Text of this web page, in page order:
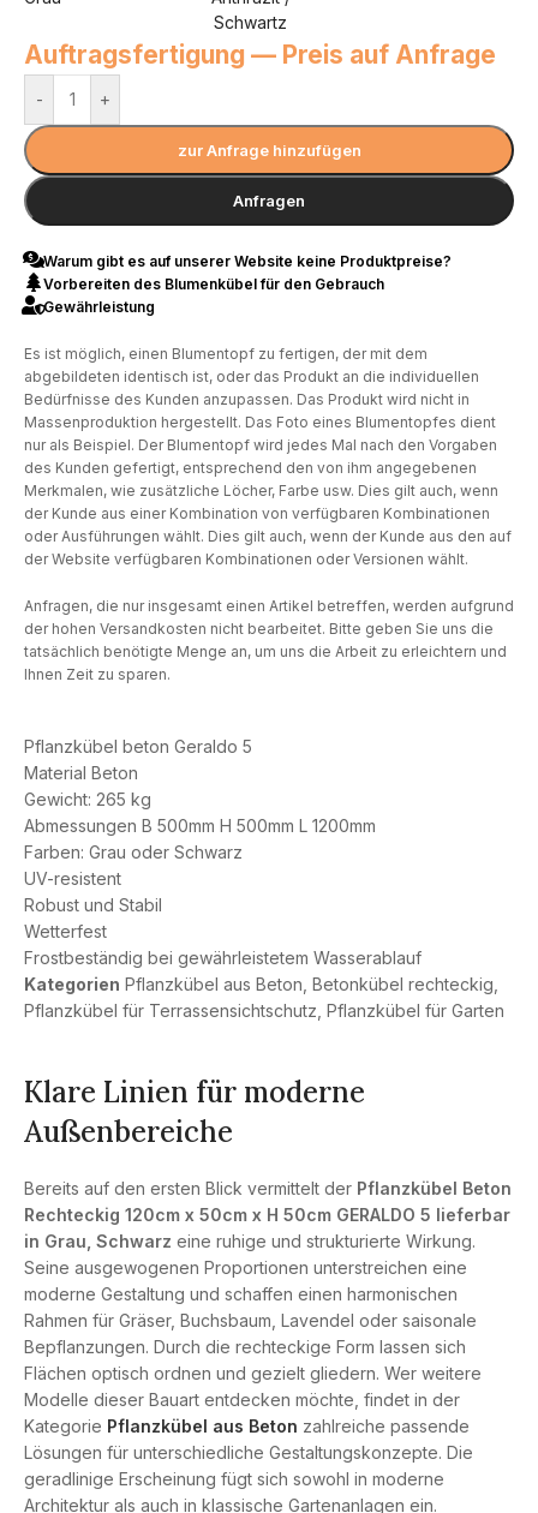
Pflanzkübel beton Geraldo 5
Material Beton
Gewicht: 265 kg
Abmessungen B 500mm H 500mm L 1200mm
Farben: Grau oder Schwarz
UV-resistent
Robust und Stabil
Wetterfest
Frostbeständig bei gewährleistetem Wasserablauf
Kategorien Pflanzkübel aus Beton Betonkübel rechteckig
Pflanzkübel für Terrassensichtschutz Pflanzkübel für Garten
Klare Linien für moderne
Außenbereiche
Bereits auf den ersten Blick vermittelt der Pflanzkübel Beton
Rechteckig 120cm x 50cm x H 50cm GERALDO 5 lieferbar
in Grau, Schwarz eine ruhige und strukturierte Wirkung.
Seine ausgewogenen Proportionen unterstreichen eine
moderne Gestaltung und schaffen einen harmonischen
Rahmen für Gräser, Buchsbaum, Lavendel oder saisonale
Bepflanzungen. Durch die rechteckige Form lassen sich
Flächen optisch ordnen und gezielt gliedern. Wer weitere
Modelle dieser Bauart entdecken möchte, findet in der
Kategorie Pflanzkübel aus Beton zahlreiche passende
Lösungen für unterschiedliche Gestaltungskonzepte. Die
geradlinige Erscheinung fügt sich sowohl in moderne
Architektur als auch in klassische Gartenanlagen ein.
Schwartz
Auftragsfertigung — Preis auf Anfrage
- +
zur Anfrage hinzufügen
Anfragen
Warum gibt es auf unserer Website keine Produktpreise?
Vorbereiten des Blumenkübel für den Gebrauch
Gewährleistung
Es ist möglich, einen Blumentopf zu fertigen, der mit dem
abgebildeten identisch ist, oder das Produkt an die individuellen
Bedürfnisse des Kunden anzupassen. Das Produkt wird nicht in
Massenproduktion hergestellt. Das Foto eines Blumentopfes dient
nur als Beispiel. Der Blumentopf wird jedes Mal nach den Vorgaben
des Kunden gefertigt, entsprechend den von ihm angegebenen
Merkmalen, wie zusätzliche Löcher, Farbe usw. Dies gilt auch, wenn
der Kunde aus einer Kombination von verfügbaren Kombinationen
oder Ausführungen wählt. Dies gilt auch, wenn der Kunde aus den auf
der Website verfügbaren Kombinationen oder Versionen wählt.
Anfragen, die nur insgesamt einen Artikel betreffen, werden aufgrund
der hohen Versandkosten nicht bearbeitet. Bitte geben Sie uns die
tatsächlich benötigte Menge an, um uns die Arbeit zu erleichtern und
Ihnen Zeit zu sparen.